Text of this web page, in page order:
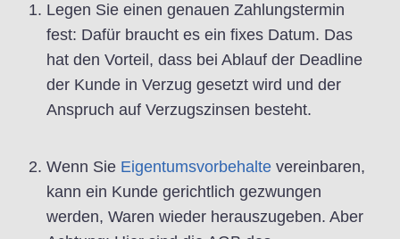
Legen Sie einen genauen Zahlungstermin
fest: Dafür braucht es ein fixes Datum. Das
hat den Vorteil, dass bei Ablauf der Deadline
der Kunde in Verzug gesetzt wird und der
Anspruch auf Verzugszinsen besteht.
Wenn Sie Eigentumsvorbehalte vereinbaren,
kann ein Kunde gerichtlich gezwungen
werden, Waren wieder herauszugeben. Aber